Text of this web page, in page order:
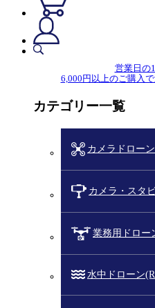
営業日の
6,000円以上のご購入
カテゴリー一覧
カメラドロー
カメラ・スタ
業務用ドロー
水中ドローン